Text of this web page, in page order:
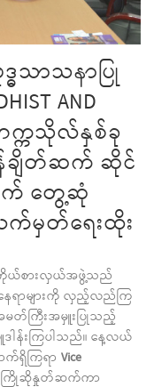
သာသနာပြု
AND
တက္ကသိုလ်နှစ်ခု
ချိတ်ဆက် ဆိုင်
က် တွေ့ဆုံ
လက်မှတ်ရေးထိုး
ကိုယ်စားလှယ်အဖွဲ့သည်
ရာများကို လှည့်လည်ကြ
မတ်ကြီးအမှူးပြုသည့်
န်းကြပါသည်။ နေ့လယ်
က်ရှိကြရာ Vice
ကြိုဆိုနှုတ်ဆက်ကာ